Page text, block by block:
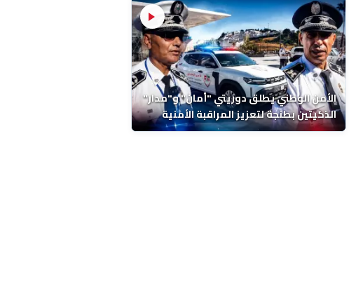
الأمن الوطني يطلق دوريتي "أمان" و"مدار"
الذكيتين بطنجة لتعزيز المراقبة الأمنية